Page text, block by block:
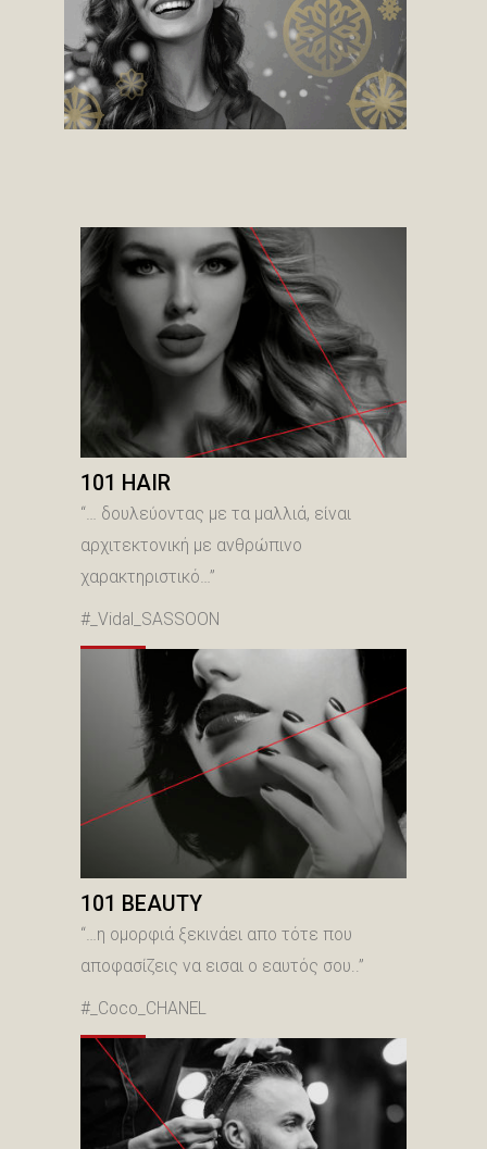
101 HAIR
“… δουλεύοντας με τα μαλλιά, είναι
αρχιτεκτονική με ανθρώπινο
χαρακτηριστικό…”
#_Vidal_SASSOON
101 BEAUTY
“…η ομορφιά ξεκινάει απο τότε που
αποφασίζεις να εισαι ο εαυτός σου..”
#_Coco_CHANEL